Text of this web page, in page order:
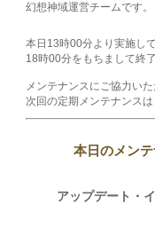
幻想神域運営チームです。
本日13時00分より実施し
18時00分をもちまして終了
メンテナンスにご協力い
次回の定期メンテナンスは
本日のメン
アップデート・